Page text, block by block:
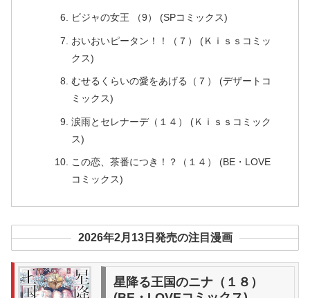
ビジャの女王 （9） (SPコミックス)
おいおいピータン！！（７） (Ｋｉｓｓコミッ
クス)
むせるくらいの愛をあげる（７） (デザートコ
ミックス)
涙雨とセレナーデ（１４） (Ｋｉｓｓコミック
ス)
この恋、茶番につき！？（１４） (BE・LOVE
コミックス)
2026年2月13日発売の注目漫画
星降る王国のニナ（１８）